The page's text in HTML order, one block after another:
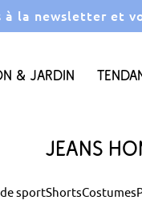
à la newsletter et
& Jardin
Jeans
sportShortsCostumes